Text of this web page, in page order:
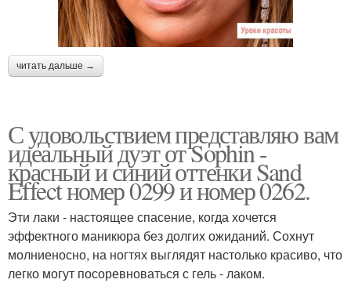
читать дальше →
С удовольствием представляю вам
идеальный дуэт от Sophin -
красный и синий оттенки Sand
Effect номер 0299 и номер 0262.
Эти лаки - настоящее спасение, когда хочется
эффектного маникюра без долгих ожиданий. Сохнут
молниеносно, на ногтях выглядят настолько красиво, что
легко могут посоревноваться с гель - лаком.